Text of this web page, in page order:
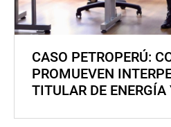
CASO PETROPERÚ:
PROMUEVEN
TITULAR DE